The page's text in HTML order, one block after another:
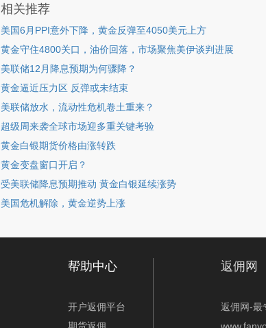
相关推荐
美国6月PPI意外下降，黄金反弹至4050美元上方
黄金守住4800关口，油价回落，市场聚焦美伊谈判进展
美联储12月降息预期为何骤降？
黄金逼近压力区 反弹或未结束
美联储放水，流动性危机卷土重来？
超级周来袭全球市场迎多重关键考验
黄金白银期货价格由涨转跌
黄金变盘窗口开启？
受美联储降息预期推动 黄金白银延续涨势
美国危机解除，黄金逆势上涨
帮助中心
开户返佣平台
返佣网
返佣网-最